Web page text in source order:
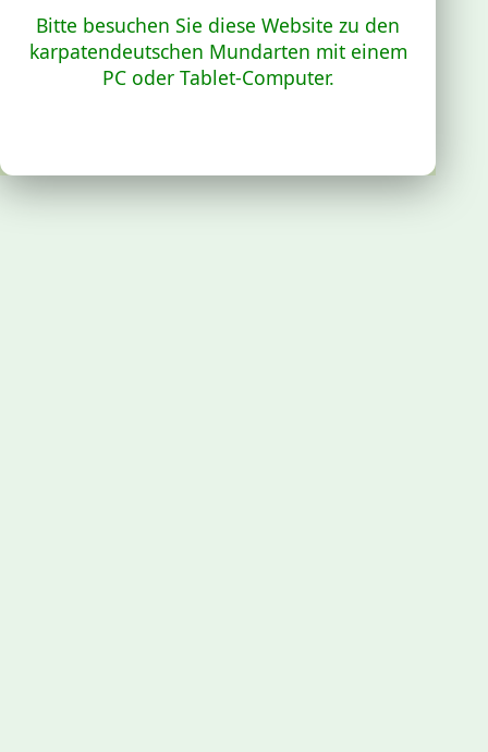
Bitte besuchen Sie diese Website zu den
karpatendeutschen Mundarten mit einem
PC oder Tablet-Computer.